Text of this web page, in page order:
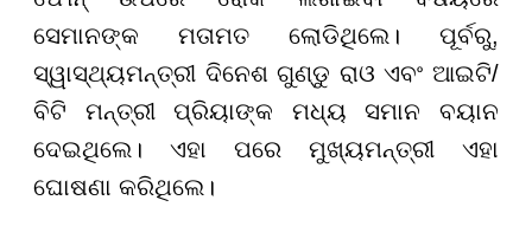
ସେମାନଙ୍କ ମତାମତ ଲୋଡିଥିଲେ। ପୂର୍ବରୁ,
ସ୍ୱାସ୍ଥ୍ୟମନ୍ତ୍ରୀ ଦିନେଶ ଗୁଣ୍ଡୁ ରାଓ ଏବଂ ଆଇଟି/
ବିଟି ମନ୍ତ୍ରୀ ପ୍ରିୟାଙ୍କ ମଧ୍ୟ ସମାନ ବୟାନ
ଦେଇଥିଲେ। ଏହା ପରେ ମୁଖ୍ୟମନ୍ତ୍ରୀ ଏହା
ଘୋଷଣା କରିଥିଲେ।